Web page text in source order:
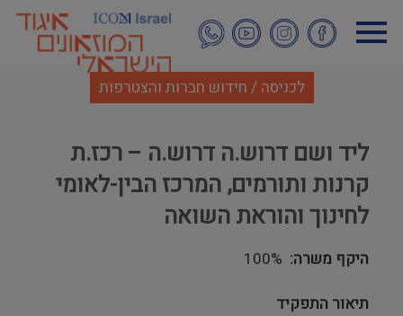
לתוכן
העיקרי
לכניסה / חידוש חברות והצטרפות
ליד ושם דרוש.ה דרוש.ה – רכז.ת
קרנות ותורמים, המרכז הבין-לאומי
לחינוך והוראת השואה
היקף משרה 100%
תיאור התפקיד